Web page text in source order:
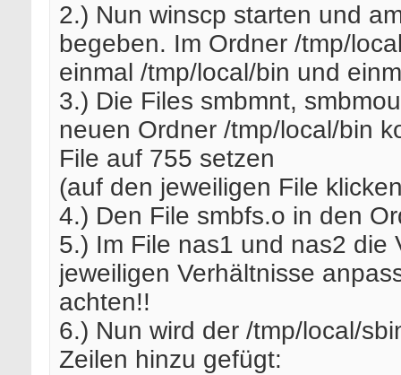
2.) Nun winscp starten und
begeben. Im Ordner /tmp/
einmal /tmp/local/bin und
3.) Die Files smbmnt,
neuen Ordner /tmp/local/bin
File auf 755 setzen
(auf den jeweiligen File
4.) Den File smbfs.o in den
5.) Im File nas1 und nas2 die
jeweiligen Verhältnisse
achten!!
6.) Nun wird der /tmp/local/
Zeilen hinzu gefügt: